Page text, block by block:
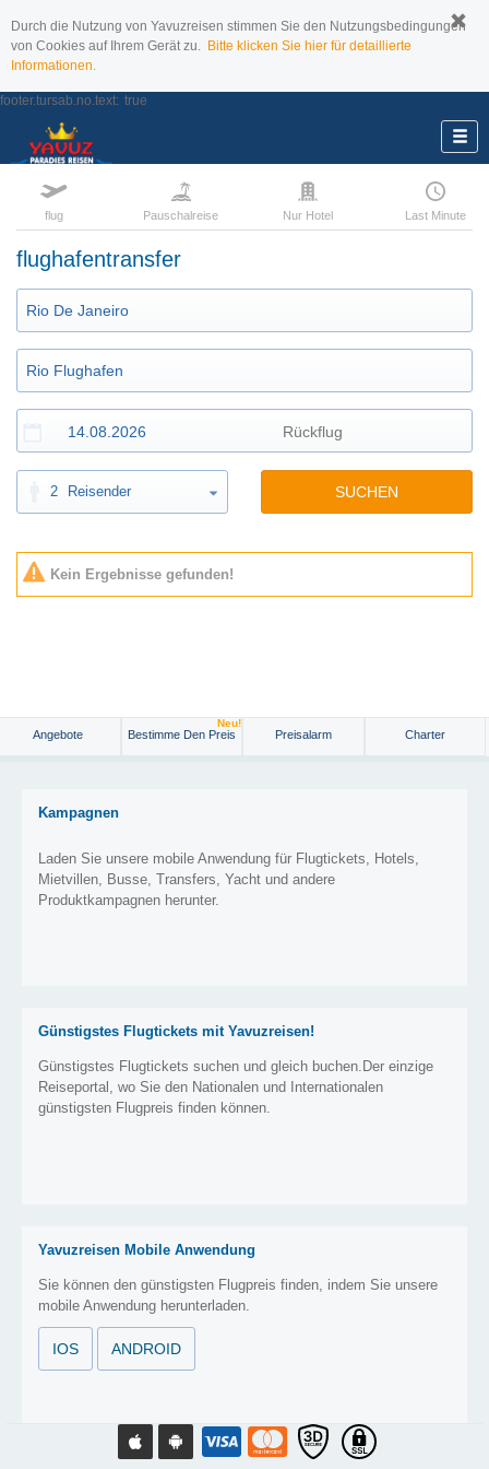
Durch die Nutzung von Yavuzreisen stimmen Sie den Nutzungsbedingungen
von Cookies auf Ihrem Gerät zu. Bitte klicken Sie hier für detaillierte
Informationen.
footer.tursab.no.text: true
flug Pauschalreise Nur Hotel Last Minute
flughafentransfer
2 Reisender SUCHEN
Kein Ergebnisse gefunden!
Angebote Bestimme Den Preis
Neu!
Preisalarm Charter
Kampagnen
Laden Sie unsere mobile Anwendung für Flugtickets, Hotels,
Mietvillen, Busse, Transfers, Yacht und andere
Produktkampagnen herunter.
Günstigstes Flugtickets mit Yavuzreisen!
Günstigstes Flugtickets suchen und gleich buchen.Der einzige
Reiseportal, wo Sie den Nationalen und Internationalen
günstigsten Flugpreis finden können.
Yavuzreisen Mobile Anwendung
Sie können den günstigsten Flugpreis finden, indem Sie unsere
mobile Anwendung herunterladen.
IOS ANDROID